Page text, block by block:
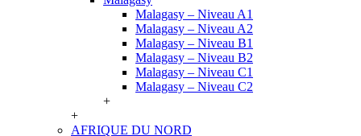
Malagasy – Niveau A1
Malagasy – Niveau A2
Malagasy – Niveau B1
Malagasy – Niveau B2
Malagasy – Niveau C1
Malagasy – Niveau C2
+
+
AFRIQUE DU NORD